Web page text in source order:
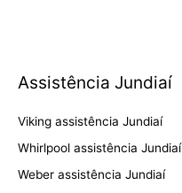
Assistência Jundiaí
Viking assistência Jundiaí
Whirlpool assistência Jundiaí
Weber assistência Jundiaí